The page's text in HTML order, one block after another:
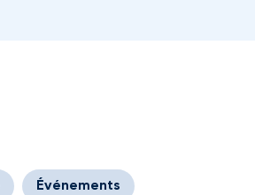
Événements